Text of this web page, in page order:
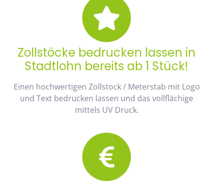
Zollstöcke bedrucken lassen in
Stadtlohn bereits ab 1 Stück!
Einen hochwertigen Zollstock / Meterstab mit Logo
und Text bedrucken lassen und das vollflächige
mittels UV Druck.